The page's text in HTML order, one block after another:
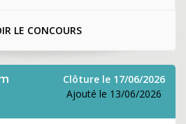
LE CONCOURS
Clôture le 17/06/2026
Ajouté le 13/06/2026